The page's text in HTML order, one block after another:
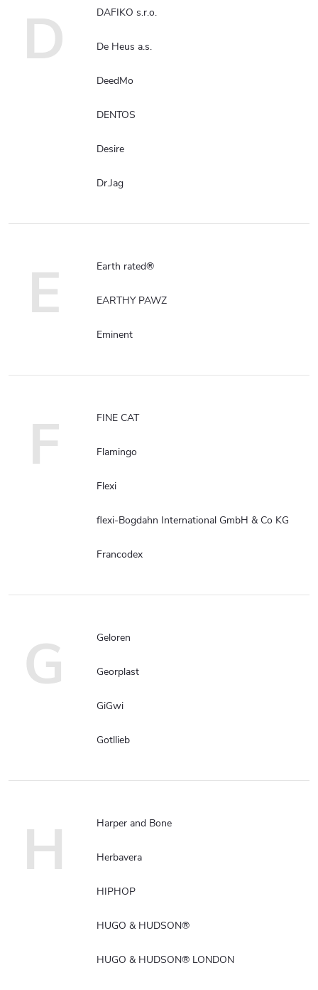
D DAFIKO s.r.o.
De Heus a.s.
DeedMo
DENTOS
Desire
Dr.Jag
E Earth rated®
EARTHY PAWZ
Eminent
F FINE CAT
Flamingo
Flexi
flexi-Bogdahn International GmbH & Co KG
Francodex
G Geloren
Georplast
GiGwi
Gotllieb
H Harper and Bone
Herbavera
HIPHOP
HUGO & HUDSON®
HUGO & HUDSON® LONDON